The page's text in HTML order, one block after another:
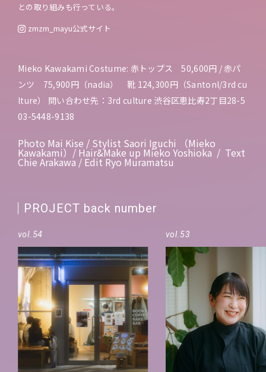
との取り組みも行っている。
zmzm_mayu公式サイト
Mieko Kawakami Costume: 赤トップス 50,600円 / 赤パ
ンツ 75,900円（nadia） 靴 124,300円（Santonl/3rd cu
lture） 問い合わせ先：3rd culture 渋谷区恵比寿2丁目28-5
03-5448-9138
Photo Mai Kise / Stylist Saori Iguchi （Mieko
Kawakami）/ Hair&Make up Mieko Yoshioka / Text
Chie Arakawa / Edit Ryo Muramatsu
PROJECT back number
vol.54 vol.53